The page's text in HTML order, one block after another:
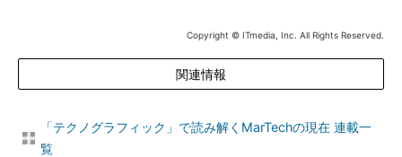
Copyright © ITmedia, Inc. All Rights Reserved.
関連情報
「テクノグラフィック」で読み解くMarTechの現在 連載一
覧